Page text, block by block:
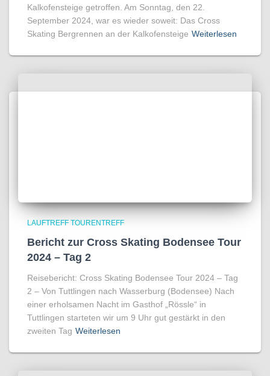
Kalkofensteige getroffen. Am Sonntag, den 22.
September 2024, war es wieder soweit: Das Cross
Skating Bergrennen an der Kalkofensteige Weiterlesen
LAUFTREFF TOURENTREFF
Bericht zur Cross Skating Bodensee Tour
2024 – Tag 2
Reisebericht: Cross Skating Bodensee Tour 2024 – Tag
2 – Von Tuttlingen nach Wasserburg (Bodensee) Nach
einer erholsamen Nacht im Gasthof „Rössle“ in
Tuttlingen starteten wir um 9 Uhr gut gestärkt in den
zweiten Tag Weiterlesen